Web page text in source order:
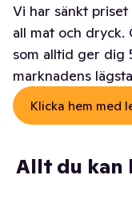
Vi har sänkt
all mat och dryck.
som alltid ger dig
marknadens
Klicka hem med
Allt du kan